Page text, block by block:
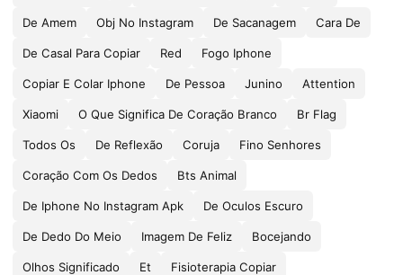
De Amem Obj No Instagram De Sacanagem Cara De
De Casal Para Copiar Red Fogo Iphone
Copiar E Colar Iphone De Pessoa Junino Attention
Xiaomi O Que Significa De Coração Branco Br Flag
Todos Os De Reflexão Coruja Fino Senhores
Coração Com Os Dedos Bts Animal
De Iphone No Instagram Apk De Oculos Escuro
De Dedo Do Meio Imagem De Feliz Bocejando
Olhos Significado Et Fisioterapia Copiar